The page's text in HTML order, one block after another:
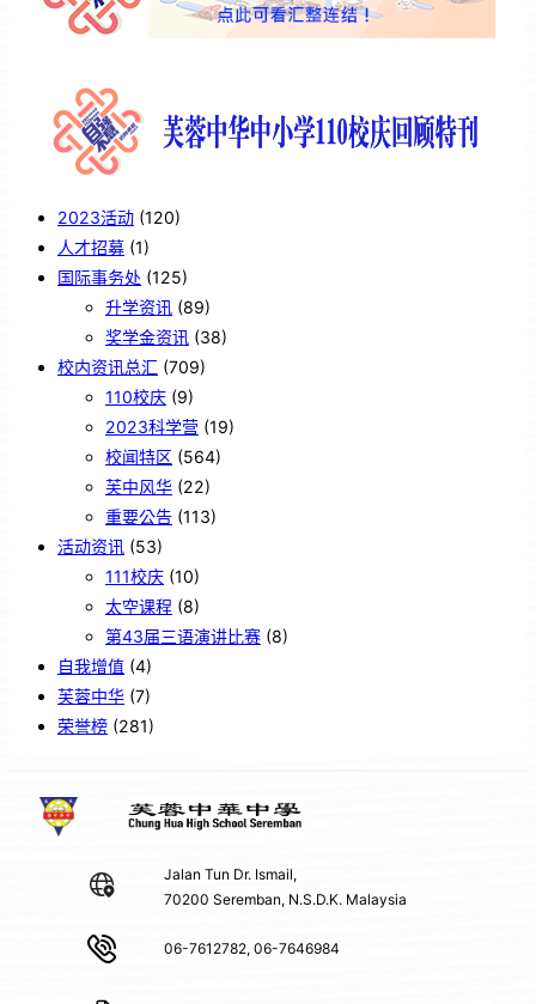
2023活动 (120)
人才招募 (1)
国际事务处 (125)
升学资讯 (89)
奖学金资讯 (38)
校内资讯总汇 (709)
110校庆 (9)
2023科学营 (19)
校闻特区 (564)
芙中风华 (22)
重要公告 (113)
活动资讯 (53)
111校庆 (10)
太空课程 (8)
第43届三语演讲比赛 (8)
自我增值 (4)
芙蓉中华 (7)
荣誉榜 (281)
Jalan Tun Dr. Ismail,
70200 Seremban, N.S.D.K. Malaysia
06-7612782, 06-7646984